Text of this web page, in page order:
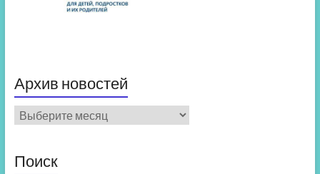
Архив новостей
Архив
новостей
Поиск